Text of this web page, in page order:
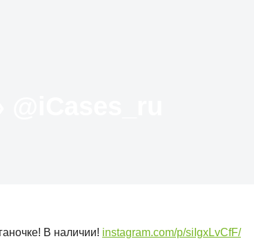
В наличии! instagram.com/p/siIgxLvCfF/